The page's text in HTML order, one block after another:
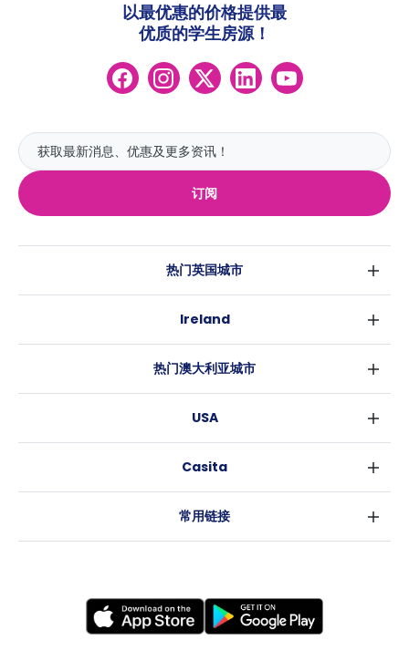
订阅
以最优惠的价格提供最
优质的学生房源！
热门英国城市
格拉斯哥
爱丁堡
利兹
布里斯托
卡迪夫
布拉德福德
纽卡斯尔
Ireland
都柏林
热门澳大利亚城市
布里斯班
阿德莱德
USA
洛杉矶
Casita
常用链接